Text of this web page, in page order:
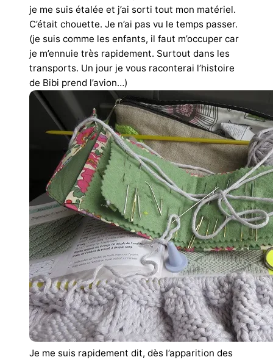
je me suis étalée et j’ai sorti tout mon matériel.
C’était chouette. Je n’ai pas vu le temps passer.
(je suis comme les enfants, il faut m’occuper car
je m’ennuie très rapidement. Surtout dans les
transports. Un jour je vous raconterai l’histoire
de Bibi prend l’avion…)
Je me suis rapidement dit, dès l’apparition des